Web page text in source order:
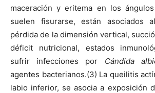
maceración y eritema en los
suelen fisurarse, están asociados
pérdida de la dimensión vertical,
déficit nutricional, estados
sufrir infecciones por Cándida
agentes bacterianos.(3) La queilitis
labio inferior, se asocia a exposición